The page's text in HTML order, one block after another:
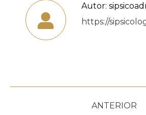
Autor:
https://
Navegación
ANTERIOR